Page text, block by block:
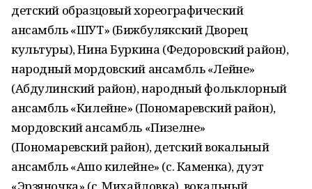
детский образцовый хореографический
ансамбль «ШУТ» (Бижбулякский Дворец
культуры), Нина Буркина (Федоровский район),
народный мордовский ансамбль «Лейне»
(Абдулинский район), народный фольклорный
ансамбль «Килейне» (Пономаревский район),
мордовский ансамбль «Пизелне»
(Пономаревский район), детский вокальный
ансамбль «Ашо килейне» (с. Каменка), дуэт